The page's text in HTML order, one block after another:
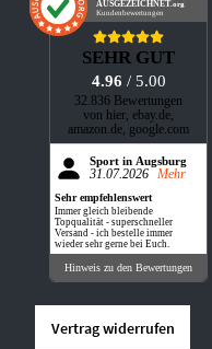
AUSGEZEICHNET.org
Kundenbewertungen
SEHR GUT
4.96 / 5.00
32.836 Bewertungen
von hier, ebay.de,
amazon.de, google.com
Sport in Augsburg
31.07.2026 Mehr
Sehr empfehlenswert
Immer gleich bleibende
Topqualität - superschneller
Versand - ich bestelle immer
wieder sehr gerne bei Euch.
Hinweis zu den Bewertungen
Vertrag widerrufen